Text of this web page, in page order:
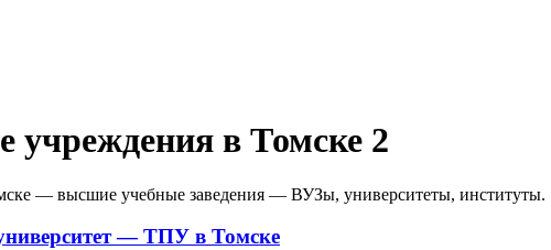
учреждения в Томске 2
— высшие учебные заведения — ВУЗы, университеты, институты.
— ТПУ в Томске